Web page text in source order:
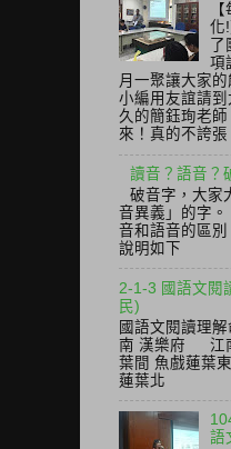
化
項
月一聚讓大家
小編用友誼請
久的簡鈺珣老
來！真的不誇張
讀音？語音？
破音字，大家
音異義」的字
音和語音的區
說明如下
2-1-3 國語文閱
民)
國語文閱讀理
南 漢樂府 江
葉間 魚戲蓮葉
蓮葉北
語